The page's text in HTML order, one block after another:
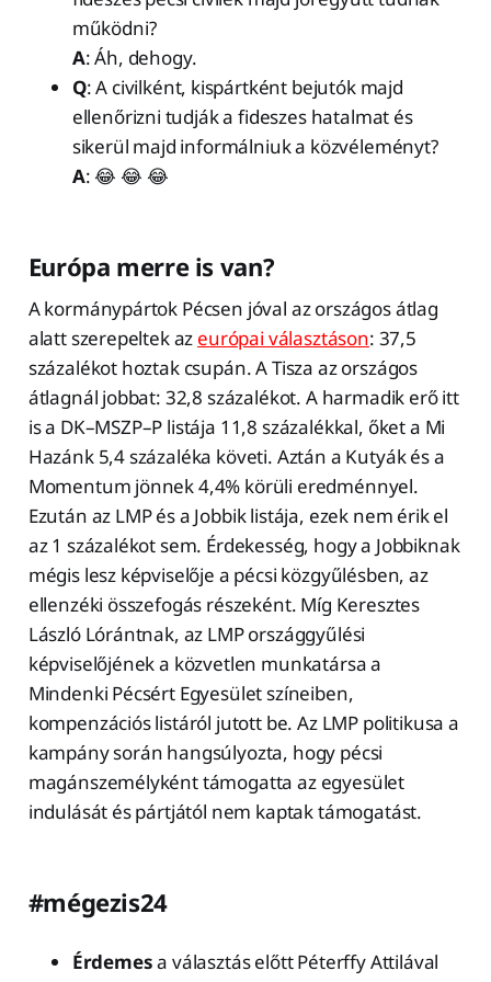
működni?
A: Áh, dehogy.
Q: A civilként, kispártként bejutók majd
ellenőrizni tudják a fideszes hatalmat és
sikerül majd informálniuk a közvéleményt?
A: 😂 😂 😂
Európa merre is van?
A kormánypártok Pécsen jóval az országos átlag
alatt szerepeltek az európai választáson: 37,5
százalékot hoztak csupán. A Tisza az országos
átlagnál jobbat: 32,8 százalékot. A harmadik erő itt
is a DK–MSZP–P listája 11,8 százalékkal, őket a Mi
Hazánk 5,4 százaléka követi. Aztán a Kutyák és a
Momentum jönnek 4,4% körüli eredménnyel.
Ezután az LMP és a Jobbik listája, ezek nem érik el
az 1 százalékot sem. Érdekesség, hogy a Jobbiknak
mégis lesz képviselője a pécsi közgyűlésben, az
ellenzéki összefogás részeként. Míg Keresztes
László Lórántnak, az LMP országgyűlési
képviselőjének a közvetlen munkatársa a
Mindenki Pécsért Egyesület színeiben,
kompenzációs listáról jutott be. Az LMP politikusa a
kampány során hangsúlyozta, hogy pécsi
magánszemélyként támogatta az egyesület
indulását és pártjától nem kaptak támogatást.
#mégezis24
Érdemesa választás előtt Péterffy Attilával